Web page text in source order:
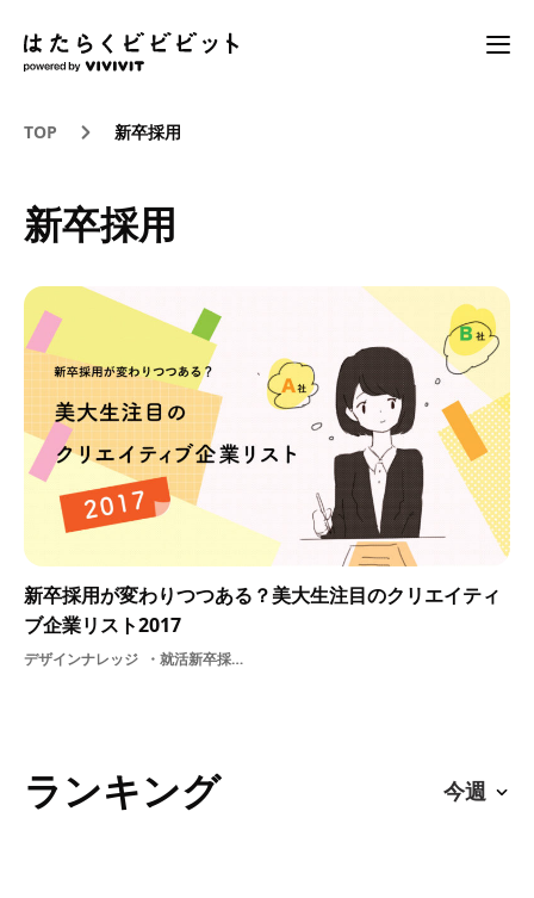
TOP 新卒採用
新卒採用
新卒採用が変わりつつある？美大生注目のクリエイティ
ブ企業リスト2017
デザインナレッジ 就活新卒採用キャンペーン人事採用採用サイト美大生
ランキング